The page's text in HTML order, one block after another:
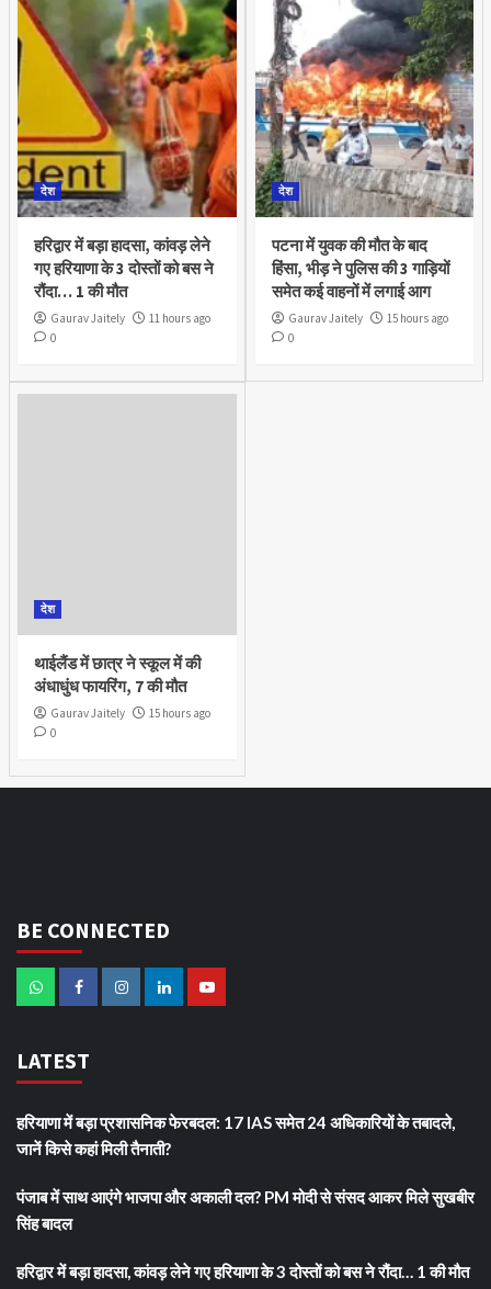
देश
हरिद्वार में बड़ा हादसा, कांवड़ लेने
गए हरियाणा के 3 दोस्तों को बस ने
रौंदा… 1 की मौत
Gaurav Jaitely
11 hours ago
0
देश
पटना में युवक की मौत के बाद
हिंसा, भीड़ ने पुलिस की 3 गाड़ियों
समेत कई वाहनों में लगाई आग
Gaurav Jaitely
15 hours ago
0
देश
थाईलैंड में छात्र ने स्कूल में की
अंधाधुंध फायरिंग, 7 की मौत
Gaurav Jaitely
15 hours ago
0
BE CONNECTED
LATEST
हरियाणा में बड़ा प्रशासनिक फेरबदल: 17 IAS समेत 24 अधिकारियों के तबादले,
जानें किसे कहां मिली तैनाती?
पंजाब में साथ आएंगे भाजपा और अकाली दल? PM मोदी से संसद आकर मिले सुखबीर
सिंह बादल
हरिद्वार में बड़ा हादसा, कांवड़ लेने गए हरियाणा के 3 दोस्तों को बस ने रौंदा… 1 की मौत